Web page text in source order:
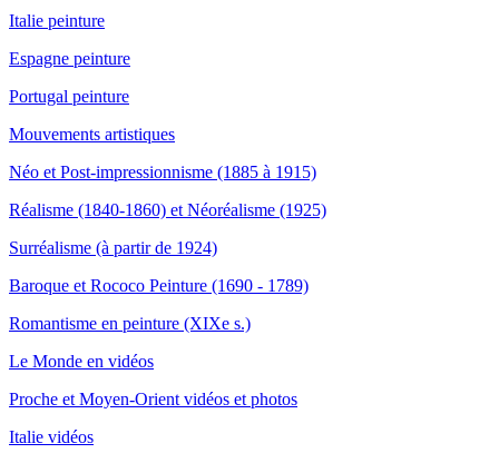
Italie peinture
Espagne peinture
Portugal peinture
Mouvements artistiques
Néo et Post-impressionnisme (1885 à 1915)
Réalisme (1840-1860) et Néoréalisme (1925)
Surréalisme (à partir de 1924)
Baroque et Rococo Peinture (1690 - 1789)
Romantisme en peinture (XIXe s.)
Le Monde en vidéos
Proche et Moyen-Orient vidéos et photos
Italie vidéos